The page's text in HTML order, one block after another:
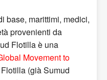
base, marittimi, medici,
provenienti da
Flotilla è una
Movement to
(già Sumud